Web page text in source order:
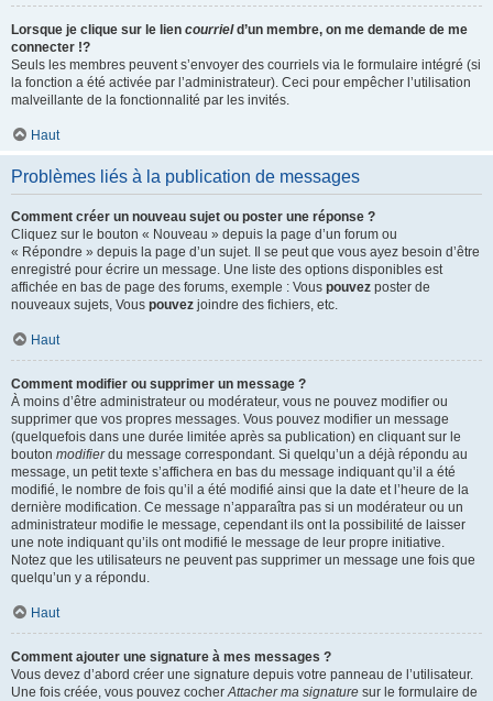
Lorsque je clique sur le lien courrield’un membre, on me demande de me
connecter !?
Seuls les membres peuvent s’envoyer des courriels via le formulaire intégré (si
la fonction a été activée par l’administrateur). Ceci pour empêcher l’utilisation
malveillante de la fonctionnalité par les invités.
Haut
Problèmes liés à la publication de messages
Comment créer un nouveau sujet ou poster une réponse ?
Cliquez sur le bouton « Nouveau » depuis la page d’un forum ou
« Répondre » depuis la page d’un sujet. Il se peut que vous ayez besoin d’être
enregistré pour écrire un message. Une liste des options disponibles est
affichée en bas de page des forums, exemple : Vous pouvez poster de
nouveaux sujets, Vous pouvez joindre des fichiers, etc.
Haut
Comment modifier ou supprimer un message ?
À moins d’être administrateur ou modérateur, vous ne pouvez modifier ou
supprimer que vos propres messages. Vous pouvez modifier un message
(quelquefois dans une durée limitée après sa publication) en cliquant sur le
bouton modifierdu message correspondant. Si quelqu’un a déjà répondu au
message, un petit texte s’affichera en bas du message indiquant qu’il a été
modifié, le nombre de fois qu’il a été modifié ainsi que la date et l’heure de la
dernière modification. Ce message n’apparaîtra pas si un modérateur ou un
administrateur modifie le message, cependant ils ont la possibilité de laisser
une note indiquant qu’ils ont modifié le message de leur propre initiative.
Notez que les utilisateurs ne peuvent pas supprimer un message une fois que
quelqu’un y a répondu.
Haut
Comment ajouter une signature à mes messages ?
Vous devez d’abord créer une signature depuis votre panneau de l’utilisateur.
Une fois créée, vous pouvez cocherAttacher ma signature sur le formulaire de